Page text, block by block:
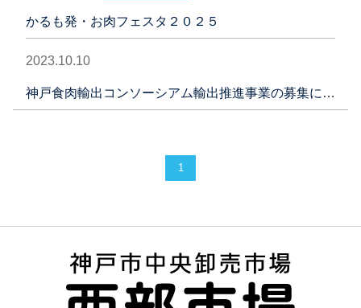
かるも発・お肉フェスタ２０２５
2023.10.10
神戸食肉輸出コンソーシアム輸出推進事業の募集について
1